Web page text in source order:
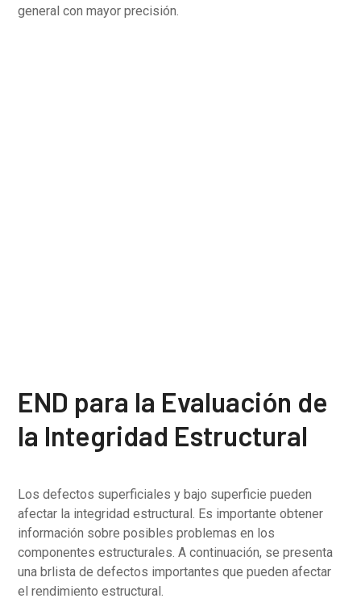
general con mayor precisión.
END para la Evaluación de
la Integridad Estructural
Los defectos superficiales y bajo superficie pueden
afectar la integridad estructural. Es importante obtener
información sobre posibles problemas en los
componentes estructurales. A continuación, se presenta
una brlista de defectos importantes que pueden afectar
el rendimiento estructural.